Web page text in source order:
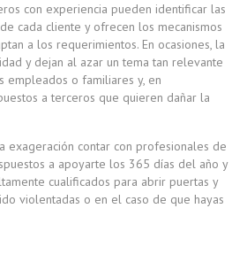
con experiencia pueden identificar las
cada cliente y ofrecen los mecanismos
a los requerimientos. En ocasiones, la
y dejan al azar un tema tan relevante
empleados o familiares y, en
a terceros que quieren dañar la
exageración contar con profesionales de
a apoyarte los 365 días del año y
cualificados para abrir puertas y
violentadas o en el caso de que hayas